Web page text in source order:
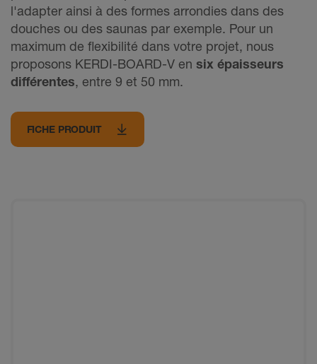
l'adapter ainsi à des formes arrondies dans des
douches ou des saunas par exemple. Pour un
maximum de flexibilité dans votre projet, nous
proposons KERDI-BOARD-V en six épaisseurs
différentes, entre 9 et 50 mm.
FICHE PRODUIT